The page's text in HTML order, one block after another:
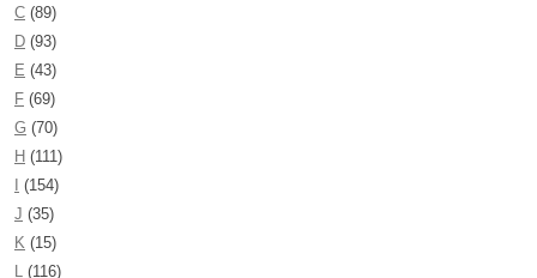
C (89)
D (93)
E (43)
F (69)
G (70)
H (111)
(154)
J (35)
K (15)
L (116)